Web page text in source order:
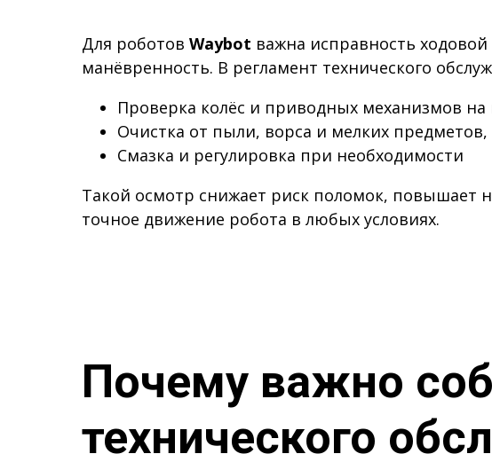
Для роботов Waybot важна исправность
манёвренность. В регламент технического
Проверка колёс и приводных механизмов
Очистка от пыли, ворса и мелких
Смазка и регулировка при необходимости
Такой осмотр снижает риск поломок, повышает
точное движение робота в любых условиях.
Почему важно
технического